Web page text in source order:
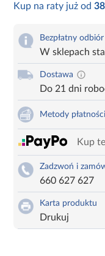
Kup na raty już od38
Bezpłatny
W sklepach
Dostawa
Do 21 dni
Metody płatności
Kup
Zadzwoń i
660 627 627
Karta produktu
Drukuj